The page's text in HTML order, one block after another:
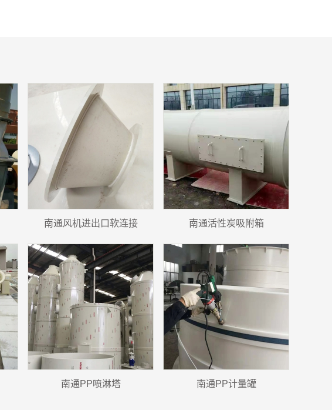
南通风机进出口软连接 南通活性炭吸附箱
南通​PP喷淋塔 南通PP计量罐